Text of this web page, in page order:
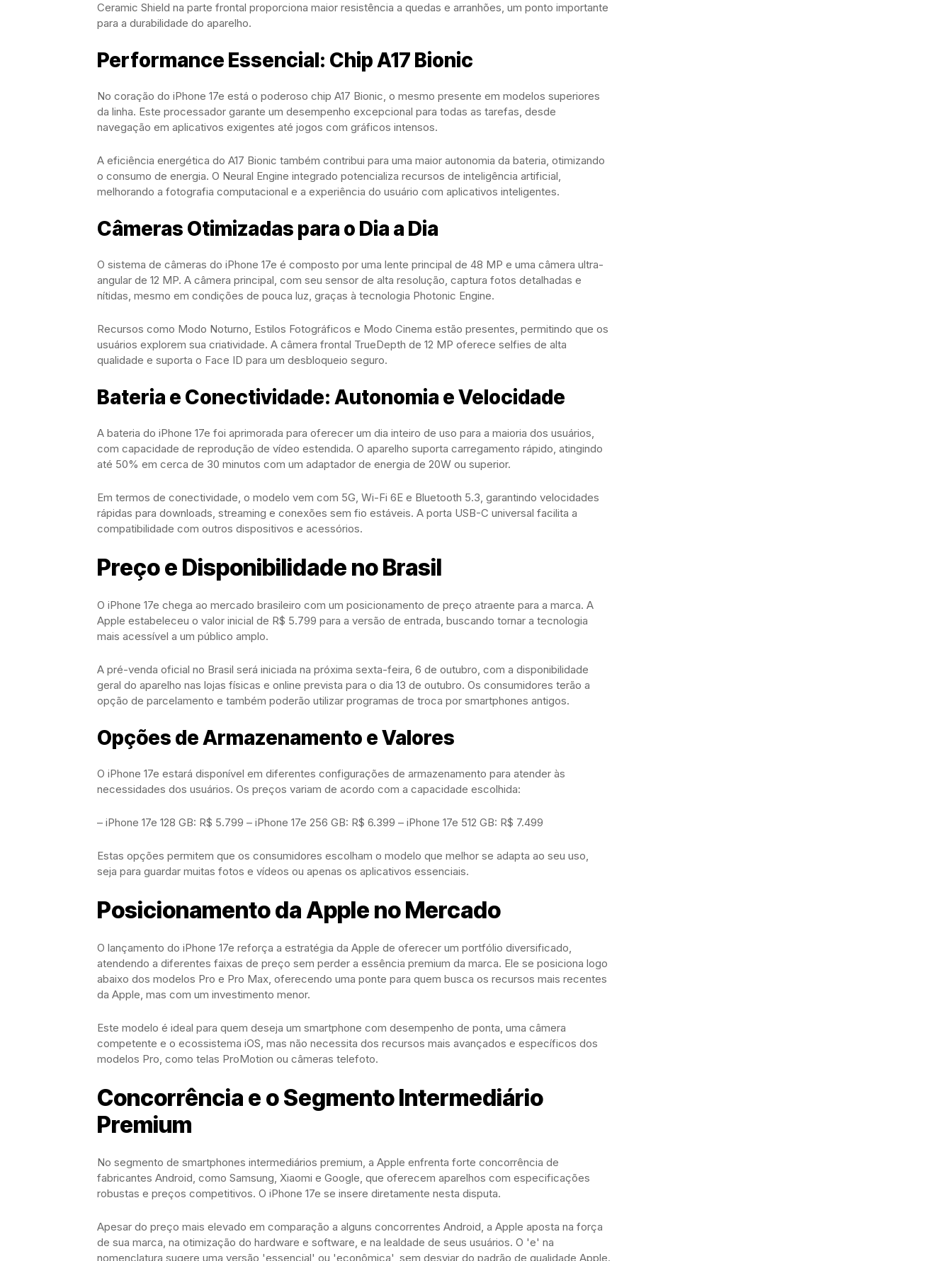
Ceramic Shield na parte frontal proporciona maior resistência a quedas e arranhões, um ponto importante
para a durabilidade do aparelho.
Performance Essencial: Chip A17 Bionic
No coração do iPhone 17e está o poderoso chip A17 Bionic, o mesmo presente em modelos superiores
da linha. Este processador garante um desempenho excepcional para todas as tarefas, desde
navegação em aplicativos exigentes até jogos com gráficos intensos.
A eficiência energética do A17 Bionic também contribui para uma maior autonomia da bateria, otimizando
o consumo de energia. O Neural Engine integrado potencializa recursos de inteligência artificial,
melhorando a fotografia computacional e a experiência do usuário com aplicativos inteligentes.
Câmeras Otimizadas para o Dia a Dia
O sistema de câmeras do iPhone 17e é composto por uma lente principal de 48 MP e uma câmera ultra-
angular de 12 MP. A câmera principal, com seu sensor de alta resolução, captura fotos detalhadas e
nítidas, mesmo em condições de pouca luz, graças à tecnologia Photonic Engine.
Recursos como Modo Noturno, Estilos Fotográficos e Modo Cinema estão presentes, permitindo que os
usuários explorem sua criatividade. A câmera frontal TrueDepth de 12 MP oferece selfies de alta
qualidade e suporta o Face ID para um desbloqueio seguro.
Bateria e Conectividade: Autonomia e Velocidade
A bateria do iPhone 17e foi aprimorada para oferecer um dia inteiro de uso para a maioria dos usuários,
com capacidade de reprodução de vídeo estendida. O aparelho suporta carregamento rápido, atingindo
até 50% em cerca de 30 minutos com um adaptador de energia de 20W ou superior.
Em termos de conectividade, o modelo vem com 5G, Wi-Fi 6E e Bluetooth 5.3, garantindo velocidades
rápidas para downloads, streaming e conexões sem fio estáveis. A porta USB-C universal facilita a
compatibilidade com outros dispositivos e acessórios.
Preço e Disponibilidade no Brasil
O iPhone 17e chega ao mercado brasileiro com um posicionamento de preço atraente para a marca. A
Apple estabeleceu o valor inicial de R$ 5.799 para a versão de entrada, buscando tornar a tecnologia
mais acessível a um público amplo.
A pré-venda oficial no Brasil será iniciada na próxima sexta-feira, 6 de outubro, com a disponibilidade
geral do aparelho nas lojas físicas e online prevista para o dia 13 de outubro. Os consumidores terão a
opção de parcelamento e também poderão utilizar programas de troca por smartphones antigos.
Opções de Armazenamento e Valores
O iPhone 17e estará disponível em diferentes configurações de armazenamento para atender às
necessidades dos usuários. Os preços variam de acordo com a capacidade escolhida:
– iPhone 17e 128 GB: R$ 5.799 – iPhone 17e 256 GB: R$ 6.399 – iPhone 17e 512 GB: R$ 7.499
Estas opções permitem que os consumidores escolham o modelo que melhor se adapta ao seu uso,
seja para guardar muitas fotos e vídeos ou apenas os aplicativos essenciais.
Posicionamento da Apple no Mercado
O lançamento do iPhone 17e reforça a estratégia da Apple de oferecer um portfólio diversificado,
atendendo a diferentes faixas de preço sem perder a essência premium da marca. Ele se posiciona logo
abaixo dos modelos Pro e Pro Max, oferecendo uma ponte para quem busca os recursos mais recentes
da Apple, mas com um investimento menor.
Este modelo é ideal para quem deseja um smartphone com desempenho de ponta, uma câmera
competente e o ecossistema iOS, mas não necessita dos recursos mais avançados e específicos dos
modelos Pro, como telas ProMotion ou câmeras telefoto.
Concorrência e o Segmento Intermediário
Premium
No segmento de smartphones intermediários premium, a Apple enfrenta forte concorrência de
fabricantes Android, como Samsung, Xiaomi e Google, que oferecem aparelhos com especificações
robustas e preços competitivos. O iPhone 17e se insere diretamente nesta disputa.
Apesar do preço mais elevado em comparação a alguns concorrentes Android, a Apple aposta na força
de sua marca, na otimização do hardware e software, e na lealdade de seus usuários. O 'e' na
nomenclatura sugere uma versão 'essencial' ou 'econômica', sem desviar do padrão de qualidade Apple.